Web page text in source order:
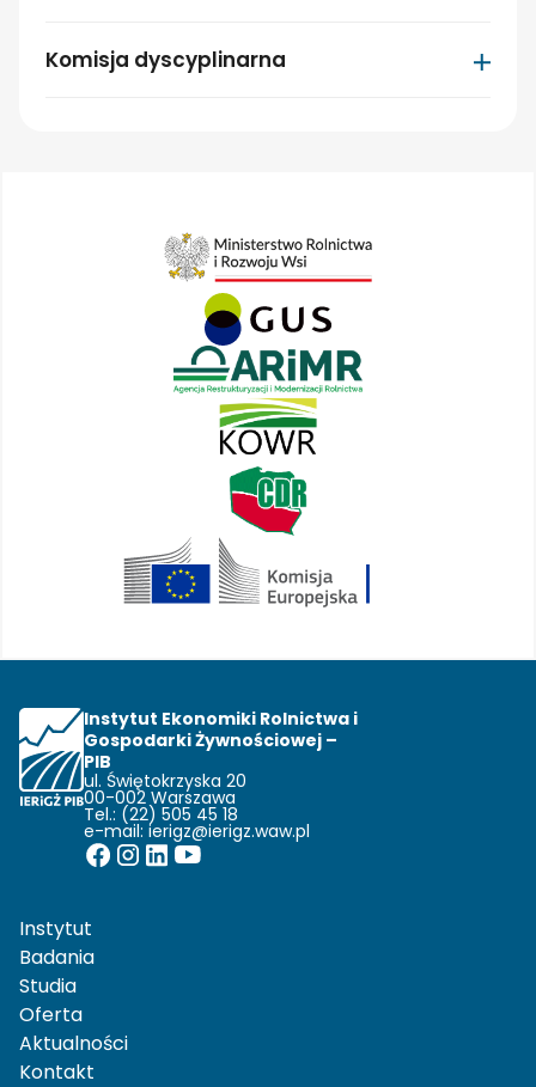
Komisja dyscyplinarna
Instytut Ekonomiki Rolnictwa i
Gospodarki Żywnościowej –
PIB
ul. Świętokrzyska 20
00-002 Warszawa
Tel.: (22) 505 45 18
e-mail: ierigz@ierigz.waw.pl
Instytut
Badania
Studia
Oferta
Aktualności
Kontakt